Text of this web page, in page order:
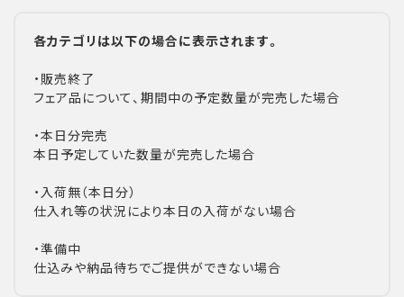
各カテゴリは以下の場合に表示されます。
・販売終了
フェア品について、期間中の予定数量が完売した場合
・本日分完売
本日予定していた数量が完売した場合
・入荷無（本日分）
仕入れ等の状況により本日の入荷がない場合
・準備中
仕込みや納品待ちでご提供ができない場合